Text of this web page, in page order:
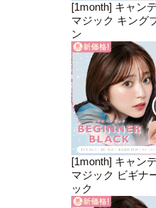
[1month] キャン
マジック キング
ン
[1month] キャン
マジック ビギナ
ック